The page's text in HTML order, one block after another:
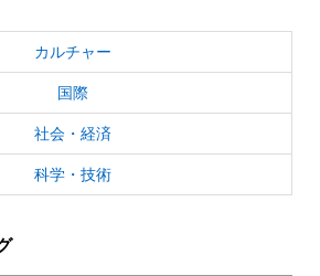
カルチャー
国際
社会・経済
科学・技術